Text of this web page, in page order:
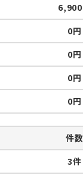
0円
0円
0円
0円
件数
3件